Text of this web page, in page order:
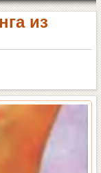
из